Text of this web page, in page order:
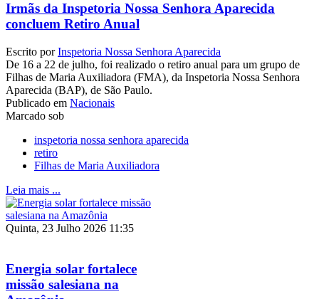
Irmãs da Inspetoria Nossa Senhora Aparecida
concluem Retiro Anual
Escrito porInspetoria Nossa Senhora Aparecida
De 16 a 22 de julho, foi realizado o retiro anual para um grupo de
Filhas de Maria Auxiliadora (FMA), da Inspetoria Nossa Senhora
Aparecida (BAP), de São Paulo.
Publicado em Nacionais
Marcado sob
inspetoria nossa senhora aparecida
retiro
Filhas de Maria Auxiliadora
Leia mais ...
Quinta, 23 Julho 2026 11:35
Energia solar fortalece
missão salesiana na